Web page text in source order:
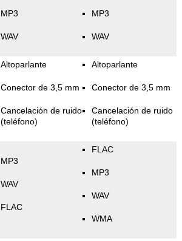
MP3
WAV
MP3
WAV
Altoparlante
Conector de 3,5 mm
Cancelación de ruido
(teléfono)
Altoparlante
Conector de 3,5 mm
Cancelación de ruido
(teléfono)
MP3
WAV
FLAC
FLAC
MP3
WAV
WMA